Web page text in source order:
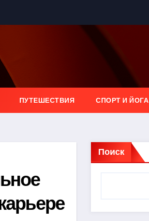
ПУТЕШЕСТВИЯ СПОРТ И ЙОГА
Поиск